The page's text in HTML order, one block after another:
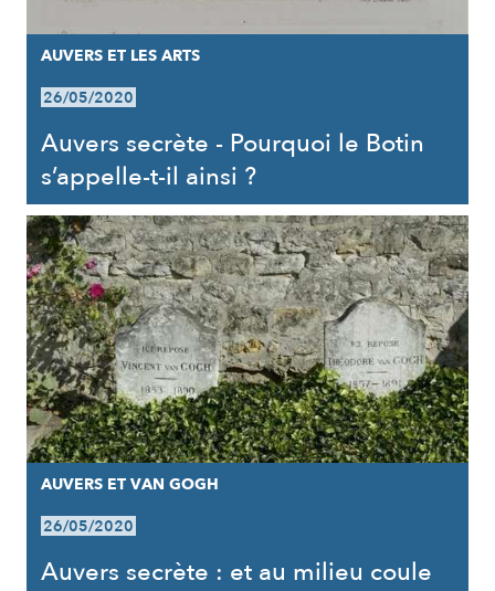
AUVERS ET LES ARTS
26/05/2020
Auvers secrète - Pourquoi le Botin
s’appelle-t-il ainsi ?
AUVERS ET VAN GOGH
26/05/2020
Auvers secrète : et au milieu coule